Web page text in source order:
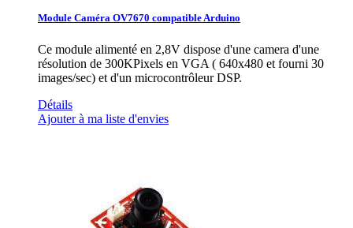
Module Caméra OV7670 compatible Arduino
Ce module alimenté en 2,8V dispose d'une camera d'une
résolution de 300KPixels en VGA ( 640x480 et fourni 30
images/sec) et d'un microcontrôleur DSP.
Détails
Ajouter à ma liste d'envies